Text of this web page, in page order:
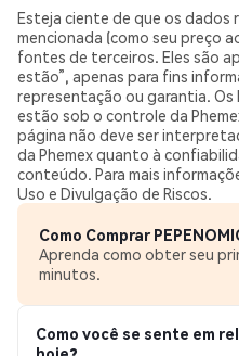
Esteja ciente de que os dados
mencionada (como seu preço
fontes de terceiros. Eles são
estão”, apenas para fins
representação ou garantia. Os
estão sob o controle da
página não deve ser
da Phemex quanto à
conteúdo. Para mais
Uso e Divulgação de Riscos.
Como Comprar
Aprenda como obter seu
minutos.
Como você se sente em